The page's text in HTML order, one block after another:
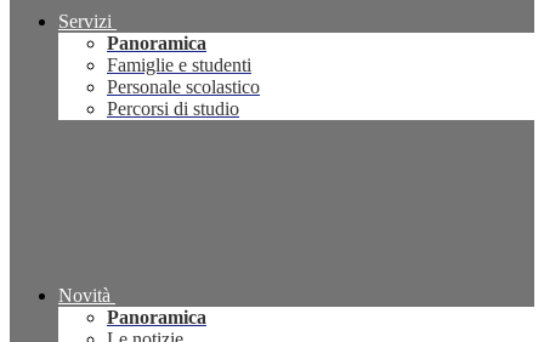
Servizi
Panoramica
Famiglie e studenti
Personale scolastico
Percorsi di studio
Novità
Panoramica